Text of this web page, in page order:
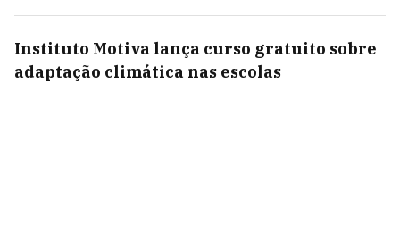
Instituto Motiva lança curso gratuito sobre
adaptação climática nas escolas